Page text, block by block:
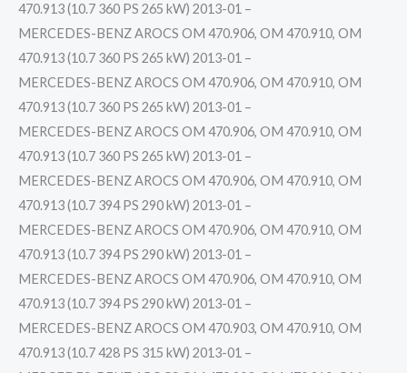
470.913 (10.7 360 PS 265 kW) 2013-01 –
MERCEDES-BENZ AROCS OM 470.906, OM 470.910, OM
470.913 (10.7 360 PS 265 kW) 2013-01 –
MERCEDES-BENZ AROCS OM 470.906, OM 470.910, OM
470.913 (10.7 360 PS 265 kW) 2013-01 –
MERCEDES-BENZ AROCS OM 470.906, OM 470.910, OM
470.913 (10.7 360 PS 265 kW) 2013-01 –
MERCEDES-BENZ AROCS OM 470.906, OM 470.910, OM
470.913 (10.7 394 PS 290 kW) 2013-01 –
MERCEDES-BENZ AROCS OM 470.906, OM 470.910, OM
470.913 (10.7 394 PS 290 kW) 2013-01 –
MERCEDES-BENZ AROCS OM 470.906, OM 470.910, OM
470.913 (10.7 394 PS 290 kW) 2013-01 –
MERCEDES-BENZ AROCS OM 470.903, OM 470.910, OM
470.913 (10.7 428 PS 315 kW) 2013-01 –